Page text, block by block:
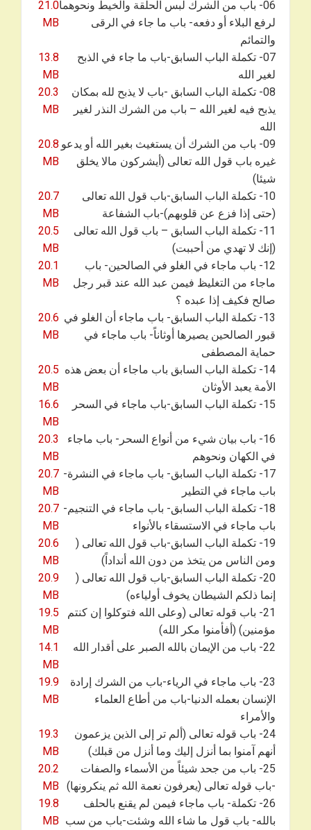
06- باب من الشرك لبس الحلقة والخيط ونحوهما
لرفع البلاء أو دفعه- باب ما جاء في الرقى
والتمائم
21.0
MB
07- تكملة الباب السابق-باب ما جاء في الذبح
لغير الله
13.8
MB
08- تكملة الباب السابق -باب لا يذبح لله بمكان
يذبح فيه لغير الله – باب من الشرك النذر لغير
الله
20.3
MB
09- باب من الشرك أن يستغيث بغير الله أو يدعو
غيره باب قول الله تعالى (أيشركون مالا يخلق
شيئا)
20.8
MB
10- تكملة الباب السابق-باب قول الله تعالى
(حتى إذا فزع عن قلوبهم)-باب الشفاعة
20.7
MB
11- تكملة الباب السابق – باب قول الله تعالى
(إنك لا تهدي من أحببت)
20.5
MB
12- باب ماجاء في الغلو في الصالحين- باب
ماجاء من التغليظ فيمن عبد الله عند قبر رجل
صالح فكيف إذا عبده ؟
20.1
MB
13- تكملة الباب السابق- باب ماجاء أن الغلو في
قبور الصالحين يصيرها أوثاناً- باب ماجاء في
حماية المصطفى
20.6
MB
14- تكملة الباب السابق باب ماجاء أن بعض هذه
الأمة يعبد الأوثان
20.5
MB
15- تكملة الباب السابق-باب ماجاء في السحر
16.6
MB
16- باب بيان شيء من أنواع السحر- باب ماجاء
في الكهان ونحوهم
20.3
MB
17- تكملة الباب السابق- باب ماجاء في النشرة-
باب ماجاء في التطير
20.7
MB
18- تكملة الباب السابق- باب ماجاء في التنجيم-
باب ماجاء في الاستسقاء بالأنواء
20.7
MB
19- تكملة الباب السابق-باب قول الله تعالى (
ومن الناس من يتخذ من دون الله أنداداً)
20.6
MB
20- تكملة الباب السابق-باب قول الله تعالى (
إنما ذلكم الشيطان يخوف أولياءه)
20.9
MB
21- باب قوله تعالى (وعلى الله فتوكلوا إن كنتم
مؤمنين) (أفأمنوا مكر الله)
19.5
MB
22- باب من الإيمان بالله الصبر على أقدار الله
14.1
MB
23- باب ماجاء في الرياء-باب من الشرك إرادة
الإنسان بعمله الدنيا-باب من أطاع العلماء
والأمراء
19.9
MB
24- باب قوله تعالى (ألم تر إلى الذين يزعمون
أنهم آمنوا بما أنزل إليك وما أنزل من قبلك)
19.3
MB
25- باب من جحد شيئاً من الأسماء والصفات
-باب قوله تعالى (يعرفون نعمة الله ثم ينكرونها)
20.2
MB
26- تكملة- باب ماجاء فيمن لم يقنع بالحلف
بالله- باب قول ما شاء الله وشئت-باب من سب
19.8
MB